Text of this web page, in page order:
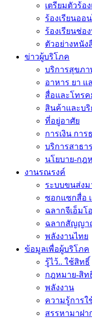
เตรียมตัวร้อ
ร้องเรียนออ
ร้องเรียนช่อ
ตัวอย่างหนั
ข่าวผู้บริโภค
บริการสุขภา
อาหาร ยา
สื่อและโทร
สินค้าและบริ
ที่อยู่อาศัย
การเงิน การ
บริการสาธา
นโยบาย-กฎ
งานรณรงค์
ระบบขนส่ง
ซอกแซกสื่อ
ฉลากจีเอ็มโอ
ฉลากสัญญา
พลังงานไทย
ข้อมูลเพื่อผู้บริโภค
รู้ไว้.. ใช้สิทธิ์
กฎหมาย-สิท
พลังงาน
ความรู้การใ
สรรหามาฝา